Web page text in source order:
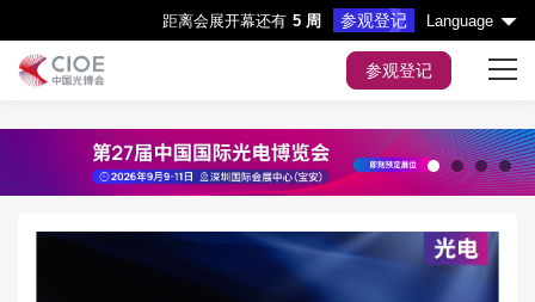
参观登记
距离会展开幕还有 5 周 参观登记 Language
首页
展会主题
展商服务